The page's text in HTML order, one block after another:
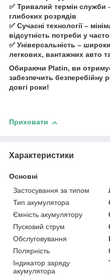
✅ Тривалий термін служби –
глибоких розрядів
✅ Сучасні технології –
відсутність потреби у
✅ Універсальність –
легкових, вантажних авто
Обираючи Platin, ви
забезпечить безперебійну
довгі роки!
Приховати
Характеристики
Основні
Застосування за типом
Тип акумулятора
Ємність акумулятору
Пусковий струм
Обслуговування
Полярність
Індикатор заряду
акумулятора